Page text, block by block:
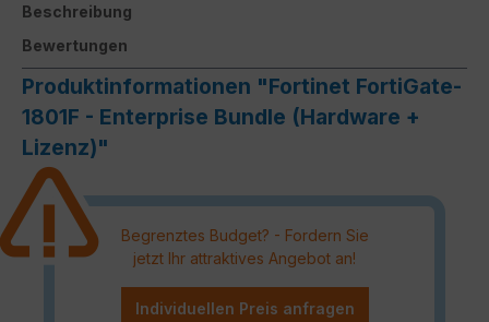
Beschreibung
Bewertungen
Produktinformationen "Fortinet FortiGate-
1801F - Enterprise Bundle (Hardware +
Lizenz)"
Begrenztes Budget? - Fordern Sie
jetzt Ihr attraktives Angebot an!
Individuellen Preis anfragen